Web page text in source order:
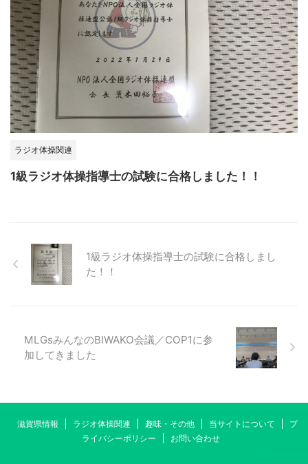
ラジオ体操関連
1級ラジオ体操指導士の試験に合格しました！！
1級ラジオ体操指導士の試験に合格しまし
た！！
MLGsみんなのBIWAKO会議／COP1に参
加してきました
滋賀県情報 ラジオ体操関連 趣味・その他 当サイトについて
プ
ライバシーポリシー
お問い合わせ